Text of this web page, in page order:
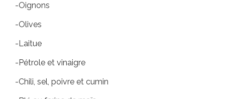
-Oignons
-Olives
-Laitue
-Pétrole et vinaigre
-Chili, sel, poivre et cumin